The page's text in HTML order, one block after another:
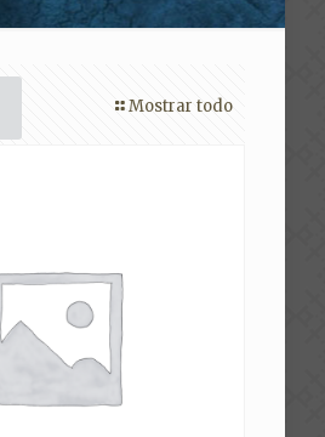
Mostrar todo